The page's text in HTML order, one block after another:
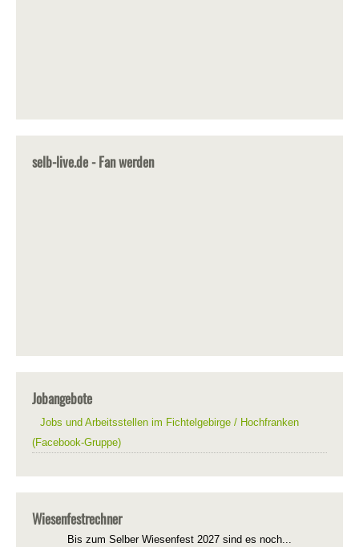
selb-live.de - Fan werden
Jobangebote
Jobs und Arbeitsstellen im Fichtelgebirge / Hochfranken
(Facebook-Gruppe)
Wiesenfestrechner
Bis zum Selber Wiesenfest 2027 sind es noch...